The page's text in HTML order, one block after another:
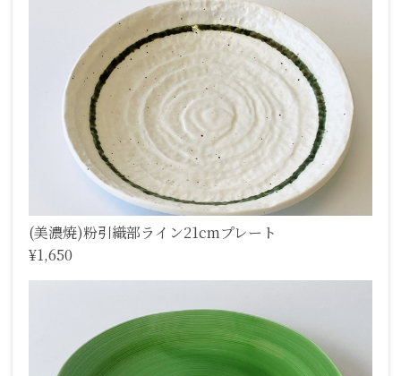
(美濃焼)粉引織部ライン21cmプレート
¥1,650